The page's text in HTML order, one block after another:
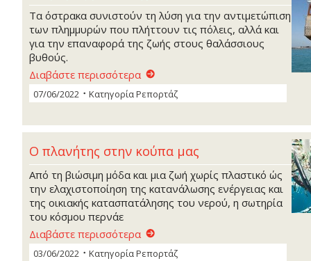
Τα όστρακα συνιστούν τη λύση για την αντιμετώπιση
των πλημμυρών που πλήττουν τις πόλεις, αλλά και
για την επαναφορά της ζωής στους θαλάσσιους
βυθούς.
Διαβάστε περισσότερα
07/06/2022 ΚατηγορίαΡεπορτάζ
Ο πλανήτης στην κούπα μας
Από τη βιώσιμη μόδα και μια ζωή χωρίς πλαστικό ώς
την ελαχιστοποίηση της κατανάλωσης ενέργειας και
της οικιακής κατασπατάλησης του νερού, η σωτηρία
του κόσμου περνάε
Διαβάστε περισσότερα
03/06/2022 ΚατηγορίαΡεπορτάζ